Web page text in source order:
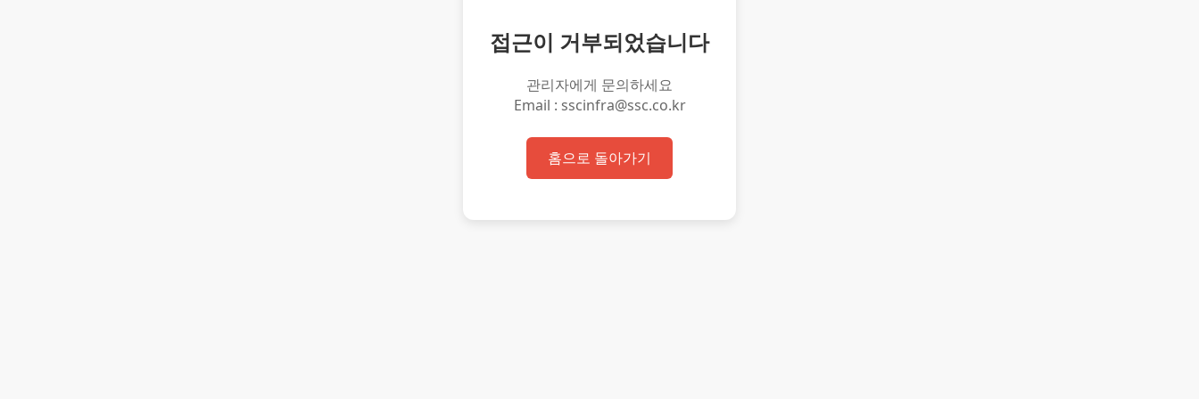
접근이 거부되었습니다
관리자에게 문의하세요
Email : sscinfra@ssc.co.kr
홈으로 돌아가기